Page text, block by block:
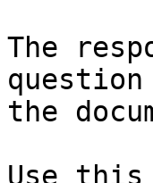
The
the
Use this